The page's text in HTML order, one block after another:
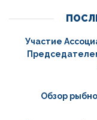
Участие
Обзор